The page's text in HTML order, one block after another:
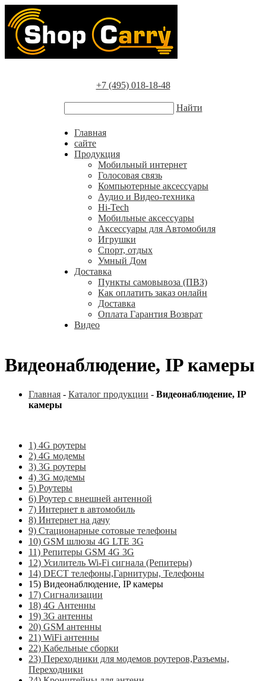
+7 (495) 018-18-48
Найти
Главная
сайте
Продукция
Мобильный интернет
Голосовая связь
Компьютерные аксессуары
Аудио и Видео-техника
Hi-Tech
Мобильные аксессуары
Аксессуары для Автомобиля
Игрушки
Спорт, отдых
Умный Дом
Доставка
Пункты самовывоза (ПВЗ)
Как оплатить заказ онлайн
Доставка
Оплата Гарантия Возврат
Видео
Видеонаблюдение, IP камеры
Главная - Каталог продукции - Видеонаблюдение, IP
камеры
1) 4G роутеры
2) 4G модемы
3) 3G роутеры
4) 3G модемы
5) Роутеры
6) Роутер с внешней антенной
7) Интернет в автомобиль
8) Интернет на дачу
9) Стационарные сотовые телефоны
10) GSM шлюзы 4G LTE 3G
11) Репитеры GSM 4G 3G
12) Усилитель Wi-Fi сигнала (Репитеры)
14) DECT телефоны,Гарнитуры, Телефоны
15) Видеонаблюдение, IP камеры
17) Сигнализации
18) 4G Антенны
19) 3G антенны
20) GSM антенны
21) WiFi антенны
22) Кабельные сборки
23) Переходники для модемов роутеров,Разъемы,
Переходники